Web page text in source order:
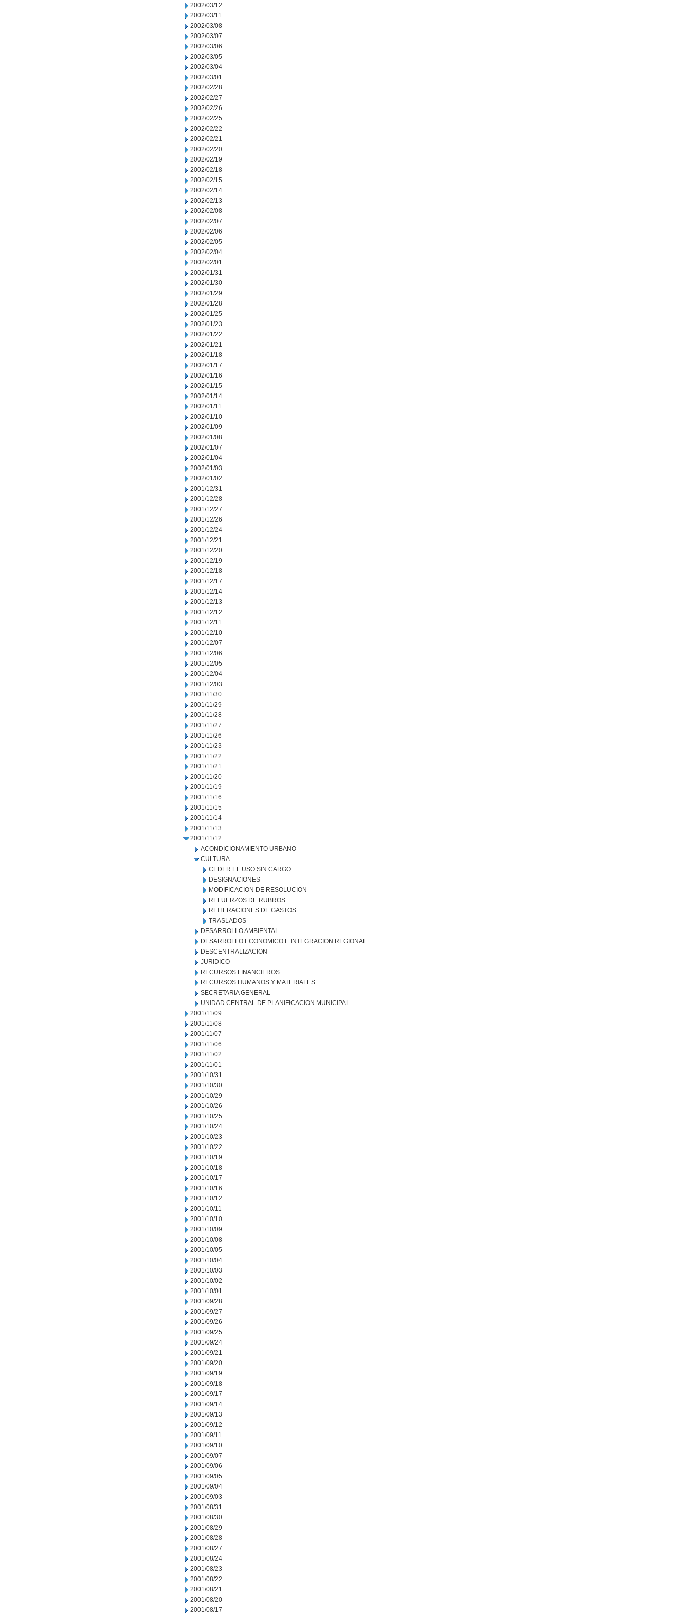
2002/03/12
2002/03/11
2002/03/08
2002/03/07
2002/03/06
2002/03/05
2002/03/04
2002/03/01
2002/02/28
2002/02/27
2002/02/26
2002/02/25
2002/02/22
2002/02/21
2002/02/20
2002/02/19
2002/02/18
2002/02/15
2002/02/14
2002/02/13
2002/02/08
2002/02/07
2002/02/06
2002/02/05
2002/02/04
2002/02/01
2002/01/31
2002/01/30
2002/01/29
2002/01/28
2002/01/25
2002/01/23
2002/01/22
2002/01/21
2002/01/18
2002/01/17
2002/01/16
2002/01/15
2002/01/14
2002/01/11
2002/01/10
2002/01/09
2002/01/08
2002/01/07
2002/01/04
2002/01/03
2002/01/02
2001/12/31
2001/12/28
2001/12/27
2001/12/26
2001/12/24
2001/12/21
2001/12/20
2001/12/19
2001/12/18
2001/12/17
2001/12/14
2001/12/13
2001/12/12
2001/12/11
2001/12/10
2001/12/07
2001/12/06
2001/12/05
2001/12/04
2001/12/03
2001/11/30
2001/11/29
2001/11/28
2001/11/27
2001/11/26
2001/11/23
2001/11/22
2001/11/21
2001/11/20
2001/11/19
2001/11/16
2001/11/15
2001/11/14
2001/11/13
2001/11/12
ACONDICIONAMIENTO URBANO
CULTURA
CEDER EL USO SIN CARGO
DESIGNACIONES
MODIFICACION DE RESOLUCION
REFUERZOS DE RUBROS
REITERACIONES DE GASTOS
TRASLADOS
DESARROLLO AMBIENTAL
DESARROLLO ECONOMICO E INTEGRACION REGIONAL
DESCENTRALIZACION
JURIDICO
RECURSOS FINANCIEROS
RECURSOS HUMANOS Y MATERIALES
SECRETARIA GENERAL
UNIDAD CENTRAL DE PLANIFICACION MUNICIPAL
2001/11/09
2001/11/08
2001/11/07
2001/11/06
2001/11/02
2001/11/01
2001/10/31
2001/10/30
2001/10/29
2001/10/26
2001/10/25
2001/10/24
2001/10/23
2001/10/22
2001/10/19
2001/10/18
2001/10/17
2001/10/16
2001/10/12
2001/10/11
2001/10/10
2001/10/09
2001/10/08
2001/10/05
2001/10/04
2001/10/03
2001/10/02
2001/10/01
2001/09/28
2001/09/27
2001/09/26
2001/09/25
2001/09/24
2001/09/21
2001/09/20
2001/09/19
2001/09/18
2001/09/17
2001/09/14
2001/09/13
2001/09/12
2001/09/11
2001/09/10
2001/09/07
2001/09/06
2001/09/05
2001/09/04
2001/09/03
2001/08/31
2001/08/30
2001/08/29
2001/08/28
2001/08/27
2001/08/24
2001/08/23
2001/08/22
2001/08/21
2001/08/20
2001/08/17